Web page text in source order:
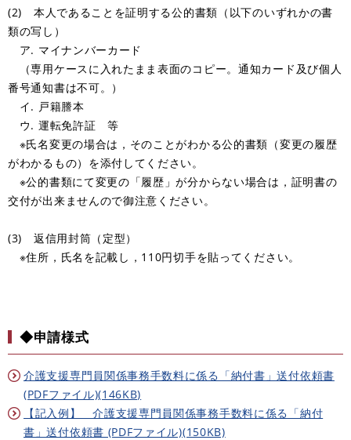
(2) 本人であることを証明する公的書類（以下のいずれかの書
類の写し）
ア. マイナンバーカード
（専用ケースに入れたまま表面のコピー。通知カード及び個人
番号通知書は不可。）
イ. 戸籍謄本
ウ. 運転免許証 等
※氏名変更の場合は，そのことがわかる公的書類（変更の履歴
がわかるもの）を添付してください。
※公的書類にて変更の「履歴」が分からない場合は，証明書の
交付が出来ませんので御注意ください。
(3) 返信用封筒（定型）
※住所，氏名を記載し，110円切手を貼ってください。
◆申請様式
介護支援専門員関係事務手数料に係る「納付書」送付依頼書
(PDFファイル)(146KB)
【記入例】 介護支援専門員関係事務手数料に係る「納付
書」送付依頼書 (PDFファイル)(150KB)